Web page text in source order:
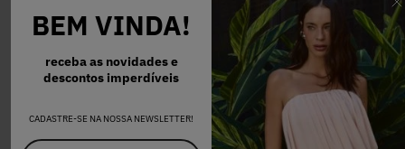
BEM VINDA!
receba as novidades e
descontos imperdíveis
CADASTRE-SE NA NOSSA NEWSLETTER!
COMPRE O LOOK
PP P M G